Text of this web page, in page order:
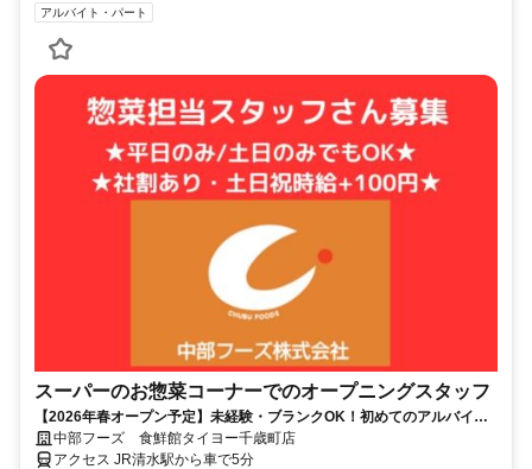
アルバイト・パート
スーパーのお惣菜コーナーでのオープニングスタッフ
【2026年春オープン予定】未経験・ブランクOK！初めてのアルバイ
ト・パートも大歓迎♪扶養内勤務も可◎
中部フーズ 食鮮館タイヨー千歳町店
アクセス JR清水駅から車で5分